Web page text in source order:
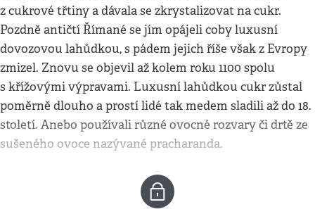
z cukrové třtiny a dávala se zkrystalizovat na cukr.
Pozdně antičtí Římané se jím opájeli coby luxusní
dovozovou lahůdkou, s pádem jejich říše však z Evropy
zmizel. Znovu se objevil až kolem roku 1100 spolu
s křížovými výpravami. Luxusní lahůdkou cukr zůstal
poměrně dlouho a prostí lidé tak medem sladili až do 18.
století. Anebo používali různé ovocné rozvary či drtě ze
sušeného ovoce nazývané pracharanda.